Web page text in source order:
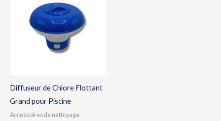
Diffuseur de Chlore Flottant
Grand pour Piscine
Accessoires de nettoyage